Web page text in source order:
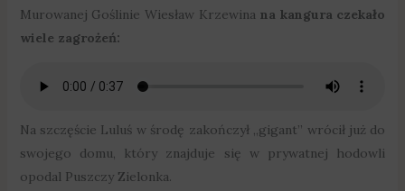
Murowanej Goślinie Wiesław Krzewina na kangura czekało
wiele zagrożeń:
Na szczęście Luluś w środę zakończył „gigant” wrócił już do
swojego domu, który znajduje się w prywatnej hodowli
opodal Puszczy Zielonka.